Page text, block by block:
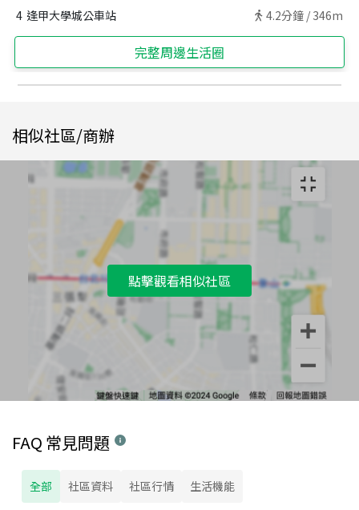
4 逢甲大學城公車站 4.2分鐘 / 346m
完整周邊生活圈
相似社區/商辦
點擊觀看相似社區
FAQ 常見問題
全部 社區資料 社區行情 生活機能